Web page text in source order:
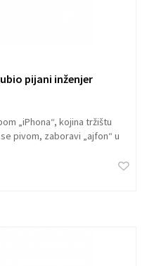
pijani inženjer
„iPhona“, kojina tržištu
pivom, zaboravi „ajfon“ u
postane dostupan javnosti. I
„loše” holivudske